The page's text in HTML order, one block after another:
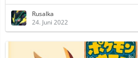
Rusalka
24. Juni 2022